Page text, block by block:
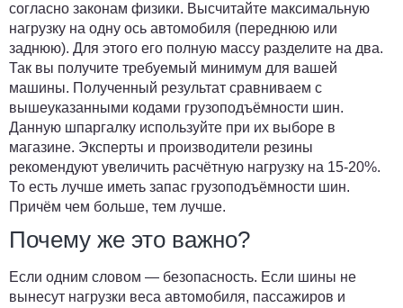
согласно законам физики. Высчитайте максимальную
нагрузку на одну ось автомобиля (переднюю или
заднюю). Для этого его полную массу разделите на два.
Так вы получите требуемый минимум для вашей
машины. Полученный результат сравниваем с
вышеуказанными кодами грузоподъёмности шин.
Данную шпаргалку используйте при их выборе в
магазине. Эксперты и производители резины
рекомендуют увеличить расчётную нагрузку на 15-20%.
То есть лучше иметь запас грузоподъёмности шин.
Причём чем больше, тем лучше.
Почему же это важно?
Если одним словом — безопасность. Если шины не
вынесут нагрузки веса автомобиля, пассажиров и